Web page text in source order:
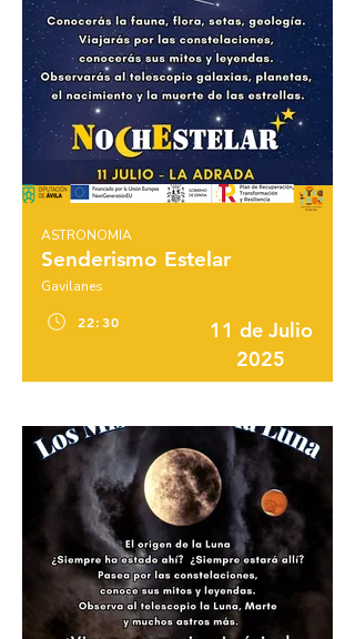
ASTRONOMIA
Senderismo Estelar
Gavilanes
22:30
11 de Julio
2025